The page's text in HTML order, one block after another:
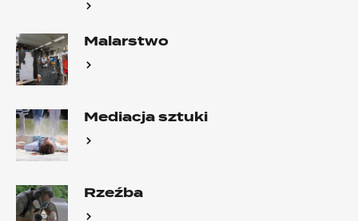
Malarstwo
Mediacja sztuki
Rzeźba